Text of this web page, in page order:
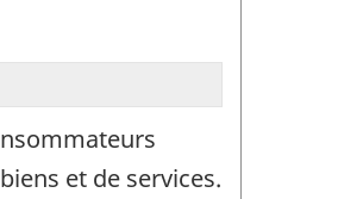
et de services.